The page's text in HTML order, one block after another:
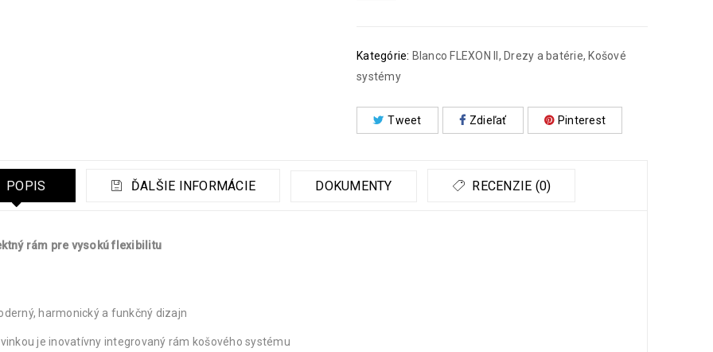
Kategórie: Blanco FLEXON II , Drezy a batérie, Košové
systémy
Tweet Zdieľať Pinterest
POPIS ĎALŠIE INFORMÁCIE DOKUMENTY RECENZIE (0)
rám pre vysokú flexibilitu
harmonický a funkčný dizajn
je inovatívny integrovaný rám košového systému